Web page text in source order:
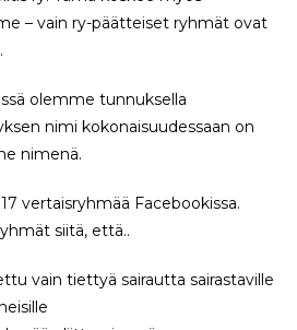
– vain ry-päätteiset ryhmät ovat
olemme tunnuksella
nimi kokonaisuudessaan on
nimenä.
vertaisryhmää Facebookissa.
siitä, että..
vain tiettyä sairautta sairastaville